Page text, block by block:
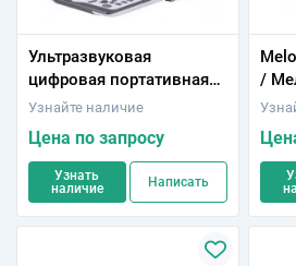
Ультразвуковая
цифровая портативная
ветеринарная
система, модель CTS-
8800V Plus Colo
Узнайте наличие
Цена по запросу
Узнать
наличие
Написать
/
CRS